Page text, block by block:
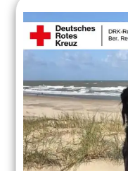
erhielten, dass Ayuna
begann sie auf
unserer
absolvierte sie nicht
und Einsätze,
noch als geprüftes
waren unzertrennlich,
es war allen klar- diese
war für uns
Lehrmeister. Mit